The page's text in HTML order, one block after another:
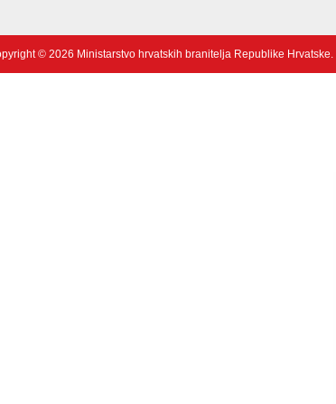
© 2026 Ministarstvo hrvatskih branitelja Republike Hrvatske.